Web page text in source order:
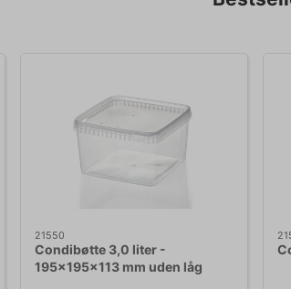
21550
Condibøtte 3,0 liter -
195x195x113 mm uden låg